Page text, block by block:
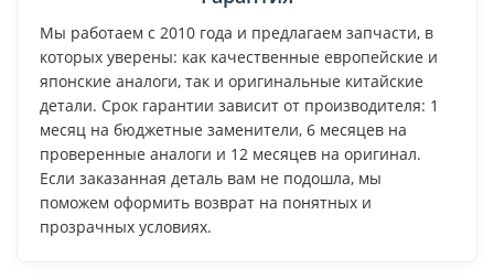
Мы работаем с 2010 года и предлагаем запчасти, в
которых уверены: как качественные европейские и
японские аналоги, так и оригинальные китайские
детали. Срок гарантии зависит от производителя: 1
месяц на бюджетные заменители, 6 месяцев на
проверенные аналоги и 12 месяцев на оригинал.
Если заказанная деталь вам не подошла, мы
поможем оформить возврат на понятных и
прозрачных условиях.